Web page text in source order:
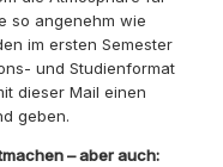
so angenehm wie
im ersten Semester
und Studienformat
dieser Mail einen
geben.
– aber auch: